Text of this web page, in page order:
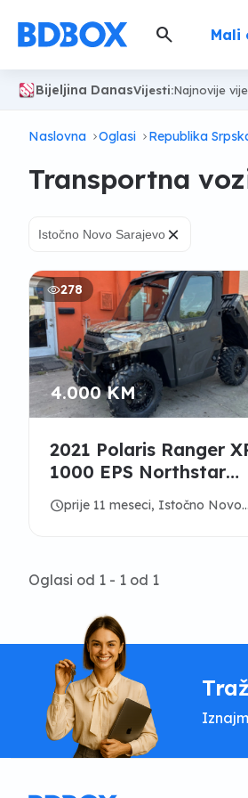
search Mali
Bijeljina DanasVijesti:Najnovije
Naslovna Oglasi Republika
Transportna
Istočno Novo Sarajevo×
278
4.000 KM
2021 Polaris Ranger
1000 EPS Northstar
Edition
scheduleprije 11 meseci, Istočno Novo
Oglasi od 1 - 1 od 1